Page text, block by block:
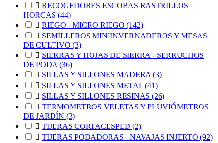
 RECOGEDORES ESCOBAS RASTRILLOS
HORCAS (44)
 RIEGO - MICRO RIEGO (142)
 SEMILLEROS MINIINVERNADEROS Y MESAS
DE CULTIVO (3)
 SIERRAS Y HOJAS DE SIERRA - SERRUCHOS
DE PODA(36)
 SILLAS Y SILLONES MADERA(3)
 SILLAS Y SILLONES METAL (41)
 SILLAS Y SILLONES RESINAS (26)
 TERMOMETROS VELETAS Y PLUVIÓMETROS
DE JARDÍN (3)
 TIJERAS CORTACESPED (2)
 TIJERAS PODADORAS - NAVAJAS INJERTO (92)